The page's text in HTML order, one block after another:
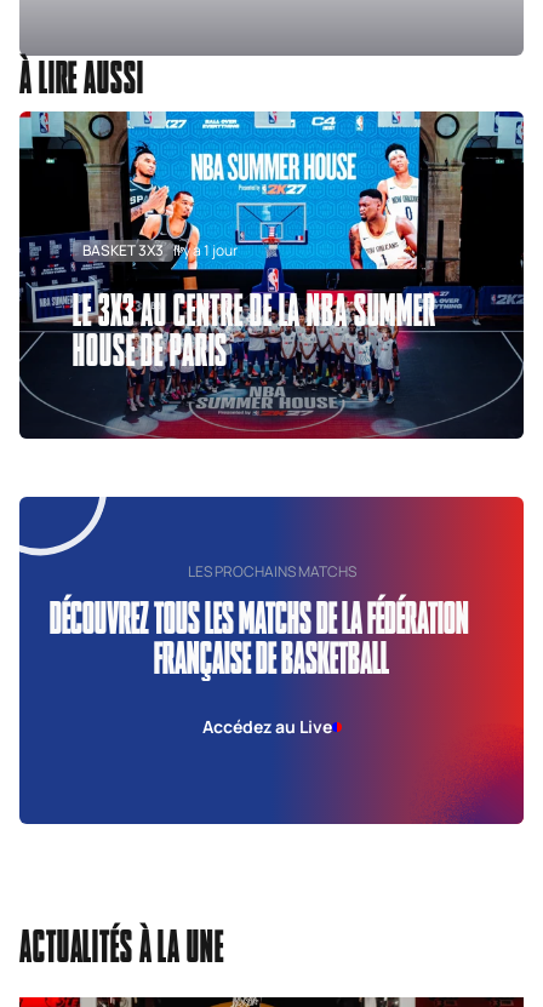
À LIRE AUSSI
BASKET 3X3 Il y a 1 jour
LE 3X3 AU CENTRE DE LA NBA SUMMER
HOUSE DE PARIS
LES PROCHAINS MATCHS
DÉCOUVREZ TOUS LES MATCHS DE LA FÉDÉRATION
FRANÇAISE DE BASKETBALL
Accédez au Live
ACTUALITÉS À LA UNE